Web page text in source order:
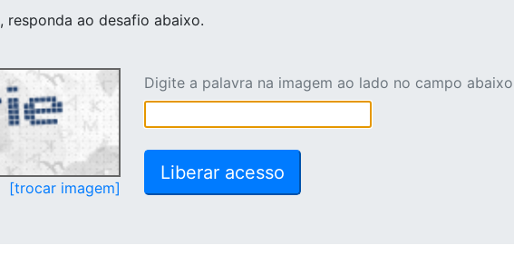
, responda ao desafio abaixo.
[trocar imagem]
Digite a palavra na imagem ao lado no campo abaixo